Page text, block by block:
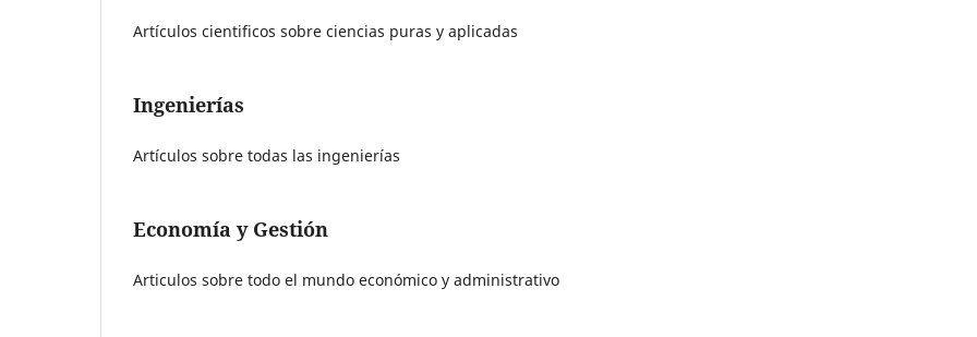
Artículos cientificos sobre ciencias puras y aplicadas
Ingenierías
Artículos sobre todas las ingenierías
Economía y Gestión
Articulos sobre todo el mundo económico y administrativo